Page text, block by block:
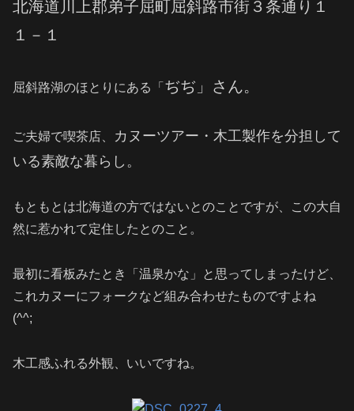
北海道川上郡弟子屈町屈斜路市街３条通り１
１－１
屈斜路湖のほとりにある「 ぢぢ」さん。
ご夫婦で喫茶店、
カヌーツアー・木工製作を分担して
いる素敵な暮らし。
もともとは北海道の方ではないとのことですが、この大自
然に惹かれて定住したとのこと。
最初に看板みたとき「温泉かな」と思ってしまったけど、
これカヌーにフォークなど組み合わせたものですよね
(^^;
木工感ふれる外観、いいですね。